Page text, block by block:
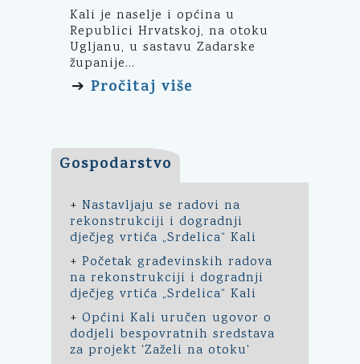
Kali je naselje i općina u
Republici Hrvatskoj, na otoku
Ugljanu, u sastavu Zadarske
županije...
➔ Pročitaj više
Gospodarstvo
+ Nastavljaju se radovi na
rekonstrukciji i dogradnji
dječjeg vrtića „Srdelica“ Kali
+ Početak građevinskih radova
na rekonstrukciji i dogradnji
dječjeg vrtića „Srdelica“ Kali
+ Općini Kali uručen ugovor o
dodjeli bespovratnih sredstava
za projekt 'Zaželi na otoku'